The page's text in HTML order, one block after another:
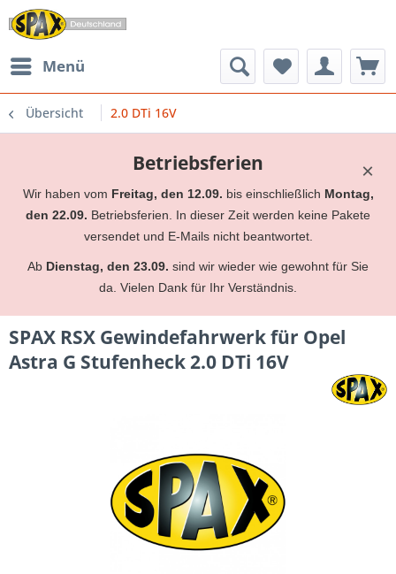
Menü
Übersicht 2.0 DTi 16V
×
Betriebsferien
Wir haben vom Freitag, den 12.09. bis einschließlich Montag,
den 22.09. Betriebsferien. In dieser Zeit werden keine Pakete
versendet und E-Mails nicht beantwortet.
Ab Dienstag, den 23.09. sind wir wieder wie gewohnt für Sie
da. Vielen Dank für Ihr Verständnis.
SPAX RSX Gewindefahrwerk für Opel
Astra G Stufenheck 2.0 DTi 16V